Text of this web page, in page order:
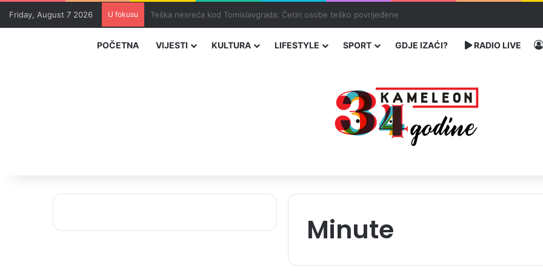
Friday, August 7 2026 U fokusu Uhapšeni organizatori krijumčarenja migranata preko BiH i Balkana
POČETNA VIJESTI KULTURA LIFESTYLE SPORT GDJE IZAĆI? RADIO LIVE
Minute